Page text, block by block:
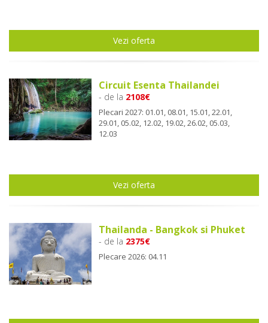
Vezi oferta
Circuit Esenta Thailandei
- de la 2108€
Plecari 2027: 01.01, 08.01, 15.01, 22.01,
29.01, 05.02, 12.02, 19.02, 26.02, 05.03,
12.03
Vezi oferta
Thailanda - Bangkok si Phuket
- de la 2375€
Plecare 2026: 04.11